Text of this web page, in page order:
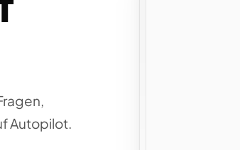
Autopilot.